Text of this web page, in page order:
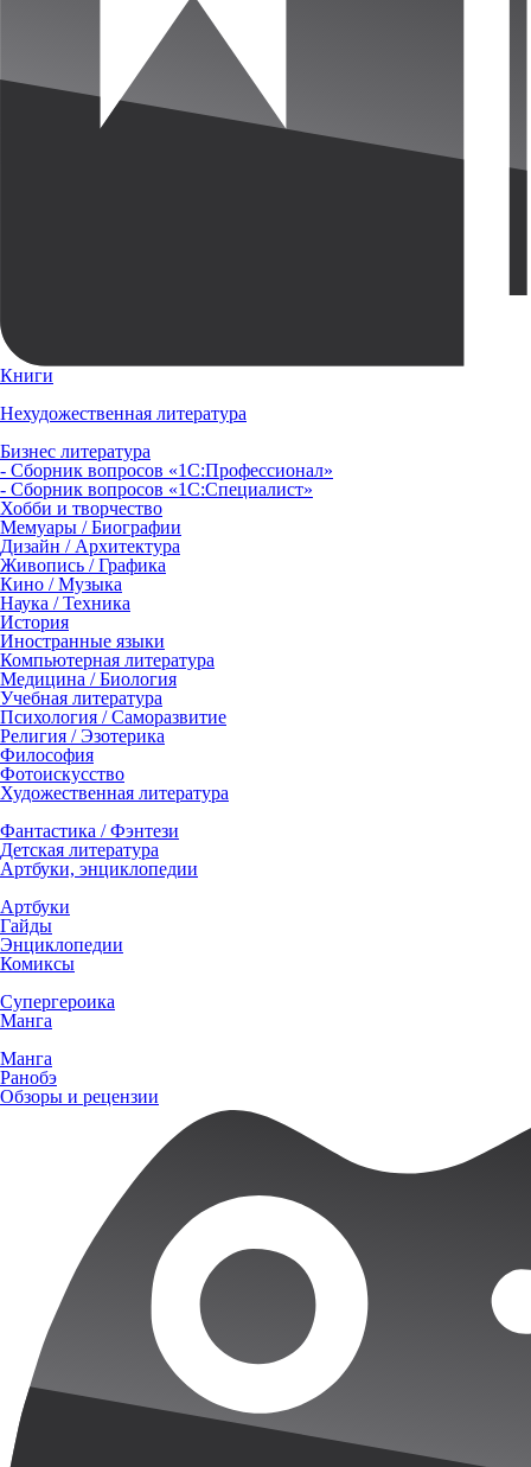
Книги
Нехудожественная литература
Бизнес литература
- Сборник вопросов «1С:Профессионал»
- Сборник вопросов «1С:Специалист»
Хобби и творчество
Мемуары / Биографии
Дизайн / Архитектура
Живопись / Графика
Кино / Музыка
Наука / Техника
История
Иностранные языки
Компьютерная литература
Медицина / Биология
Учебная литература
Психология / Саморазвитие
Религия / Эзотерика
Философия
Фотоискусство
Художественная литература
Фантастика / Фэнтези
Детская литература
Артбуки, энциклопедии
Артбуки
Гайды
Энциклопедии
Комиксы
Супергероика
Манга
Манга
Ранобэ
Обзоры и рецензии